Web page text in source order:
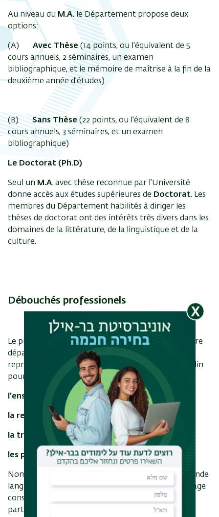
Au niveau du M.A.le Département propose deux
options:
(A) Avec Thèse (14 points, ou l'équivalent de 5
cours annuels, 2 séminaires, un examen
bibliographique, et le mémoire de maîtrise à la fin de la
deuxième année d’études)
(B)Sans Thèse (22 points, ou l'équivalent de 8
cours annuels, 3 séminaires, et un examen
bibliographique)
Le Doctorat (Ph.D)
Seul un M.A. avec thèse reconnue par l’Université
donne accès aux études supérieures de Doctorat. Les
membres du Département habilités à diriger les
thèses de doctorat ont des intérêts très divers dans les
domaines de la littérature, de la linguistique et de la
culture.
Débouchés professionels
Le programme du B.A. de français proposé par notre
département, en plus du défi intellectuel qu'il
représente et du plaisir qu'il procure, est un tremplin
pour les carrières de
l'enseignement
la recherche
la traduction
les professions de la culture
Nombreux sont les pays, où la pratique d'une seconde
langue étrangère, en plus de l'anglais, est un avantage
considérable sur le marché du travail. En Israël en
particulier le
de français est un avantage